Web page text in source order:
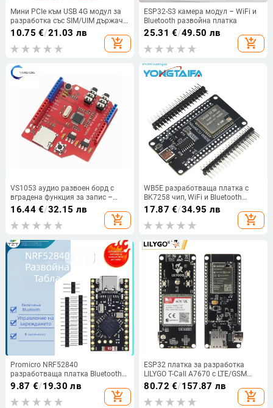
Мини PCIe към USB 4G модул за
разработка със SIM/UIM държач
за карта
10.75 €/21.03 лв
add_shopping_cart
ESP32-S3 камера модул – WiFi и
Bluetooth развойна платка
25.31 €/49.50 лв
add_shopping_cart
VS1053 аудио развоен борд с
вградена функция за запис –
модел VS1053, марка Yixinsheng
16.44€/32.15 лв
add_shopping_cart
WB5E разработваща платка с
BK7258 чип, WiFi и Bluetooth
модул вграден, съвместима с
Arduino
17.87 €/34.95 лв
add_shopping_cart
Promicro NRF52840
разработваща платка Bluetooth
Mesh 2.4 GHz, NRF52840 чип,
безжичен Bluetooth модул,
подходяща за разнообразни
9.87 €/19.30 лв
add_shopping_cart
ESP32 платка за разработка
LILYGO T-Call A7670 с LTE/GSM
модул A7670E, 4G/2G
80.72 €/157.87 лв
add_shopping_cart